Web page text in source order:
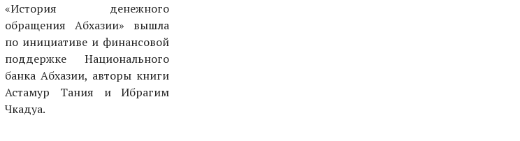
«История денежного
обращения Абхазии» вышлa
по инициативе и финансовой
поддержке Национального
банка Абхазии, авторы книги
Астамур Тания и Ибрагим
Чкадуа.